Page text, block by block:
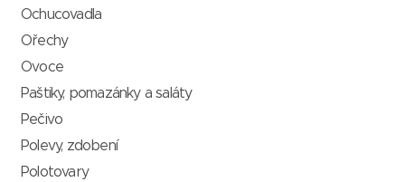
Ochucovadla
Ořechy
Ovoce
Paštiky, pomazánky a saláty
Pečivo
Polevy, zdobení
Polotovary